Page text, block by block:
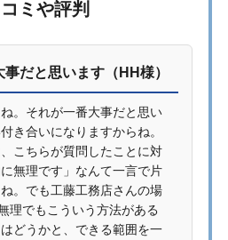
ミや評判
事だと思います（HH様）
。それが一番大事だと思い
き合いになりますからね。
こちらが質問したことに対
無理です」なんて一言で片
。でも工藤工務店さんの場
理でもこういう方法がある
どうかと、できる範囲を一